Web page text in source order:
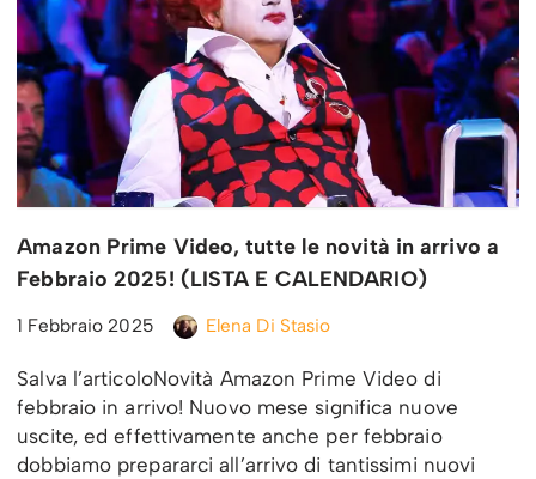
Amazon Prime Video, tutte le novità in arrivo a
Febbraio 2025! (LISTA E CALENDARIO)
1 Febbraio 2025 Elena Di Stasio
Salva l’articoloNovità Amazon Prime Video di
febbraio in arrivo! Nuovo mese significa nuove
uscite, ed effettivamente anche per febbraio
dobbiamo prepararci all’arrivo di tantissimi nuovi